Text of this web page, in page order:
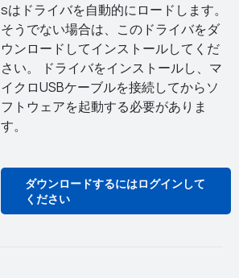
sはドライバを自動的にロードします。
そうでない場合は、このドライバをダ
ウンロードしてインストールしてくだ
さい。 ドライバをインストールし、マ
イクロUSBケーブルを接続してからソ
フトウェアを起動する必要がありま
す。
ダウンロードするにはログインして
ください